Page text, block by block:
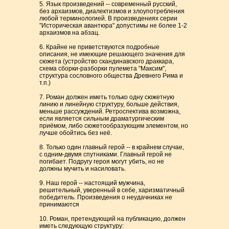
5. Язык произведений -- современный русский,
без архаизмов, диалектизмов и злоупотребления
любой терминологией. В произведениях серии
"Историческая авантюра" допустимы не более 1-2
архаизмов на абзац.
6. Крайне не приветствуются подробные
описания, не имеющие решающего значения для
сюжета (устройство скандинавского драккара,
схема сборки-разборки пулемета "Максим",
структура сословного общества Древнего Рима и
т.п.)
7. Роман должен иметь только одну сюжетную
линию и линейную структуру, больше действия,
меньше рассуждений. Ретроспектива возможна,
если является сильным драматургическим
приёмом, либо сюжетообразующим элементом, но
лучше обойтись без неё.
8. Только один главный герой -- в крайнем случае,
с одним-двумя спутниками. Главный герой не
погибает. Подругу героя могут убить, но не
должны мучить и насиловать.
9. Наш герой -- настоящий мужчина,
решительный, уверенный в себе, харизматичный
победитель. Произведения о неудачниках не
принимаются
10. Роман, претендующий на публикацию, должен
иметь следующую структуру: